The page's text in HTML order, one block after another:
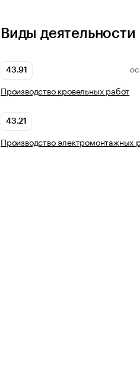
Виды деятельности
43.91
Производство кровельных работ
43.21
Производство электромонтажных